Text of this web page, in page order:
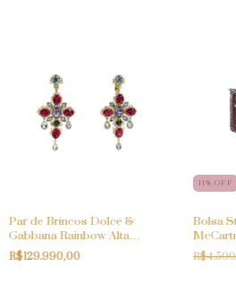
Par de Brincos Dolce &
Gabbana Rainbow Alta
Joalheria
R$129.990,00
11% OFF
Bolsa
Crystal